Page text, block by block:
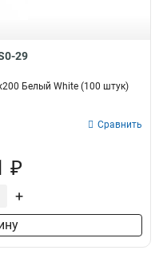
29
Белый White (100 штук)
Сравнить
₽
+